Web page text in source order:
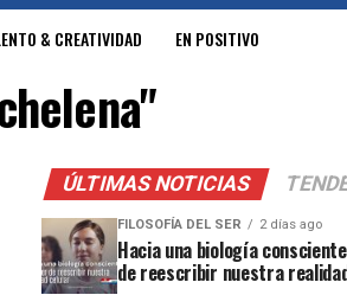
& CREATIVIDAD EN POSITIVO
ÚLTIMAS NOTICIAS
FILOSOFÍA DEL SER 2 días ago
Hacia una biología
de reescribir nuestra